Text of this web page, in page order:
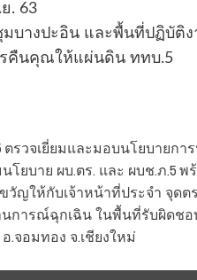
. 63
บางปะอิน และพื้นที่ปฏิบัติง
รคืนคุณให้แผ่นดิน ททบ.5
ตรวจเยี่ยมและมอบนโยบายกา
โยบาย ผบ.ตร. และ ผบช.ภ.5 พ
วัญให้กับเจ้าหน้าที่ประจำ จุดต
การณ์ฉุกเฉิน ในพื้นที่รับผิดชอ
.จอมทอง จ.เชียงใหม่